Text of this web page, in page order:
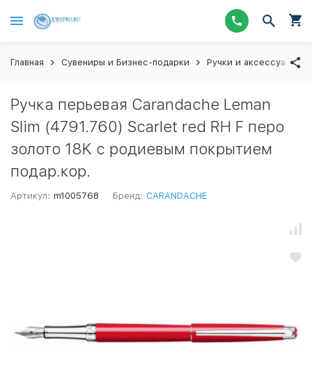
Главная Сувениры и Бизнес-подарки Ручки и аксессуары
Ручка перьевая Carandache Leman
Slim (4791.760) Scarlet red RH F перо
золото 18K с родиевым покрытием
подар.кор.
Артикул: m1005768 Бренд: CARANDACHE